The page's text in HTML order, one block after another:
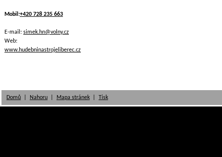
Mobil:+420 728 235 663
E-mail: simek.hn@volny.cz
Web:
www.hudebninastrojeliberec.cz
Domů Nahoru Mapa stránek Tisk